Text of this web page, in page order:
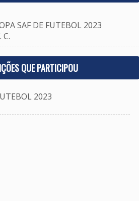
SAF DE FUTEBOL 2023
QUE PARTICIPOU
2023